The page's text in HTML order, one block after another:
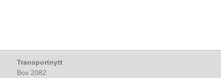
Transportnytt
Box 2082